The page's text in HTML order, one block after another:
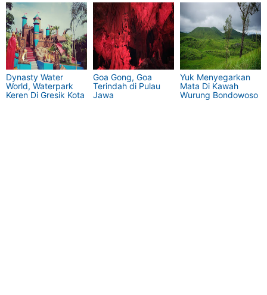
Dynasty Water
World, Waterpark
Keren Di Gresik Kota
Goa Gong, Goa
Terindah di Pulau
Jawa
Yuk Menyegarkan
Mata Di Kawah
Wurung Bondowoso